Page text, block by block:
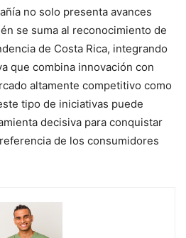
no solo presenta avances
se suma al reconocimiento de
de Costa Rica, integrando
que combina innovación con
altamente competitivo como
tipo de iniciativas puede
decisiva para conquistar
de los consumidores